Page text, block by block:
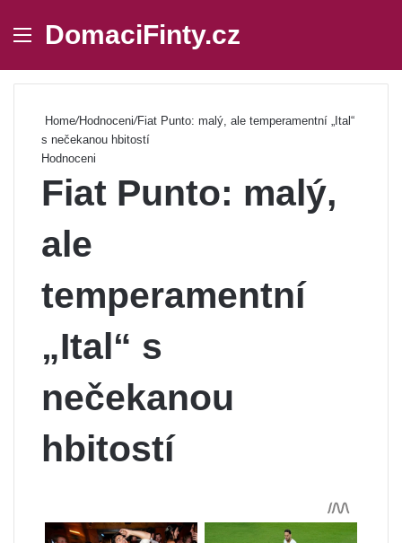
Menu
DomaciFinty.cz
Home/Hodnoceni/Fiat Punto: malý, ale temperamentní „Ital“
s nečekanou hbitostí
Hodnoceni
Fiat Punto: malý,
ale
temperamentní
„Ital“ s
nečekanou
hbitostí